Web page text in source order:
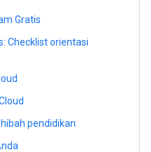
Gratis
Checklist orientasi
pendidikan